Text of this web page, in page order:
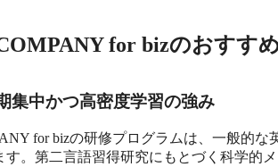
for bizのおすす
集中かつ高密度学習の強み
for bizの研修プログラムは、一般的
す。第二言語習得研究にもとづく科学的